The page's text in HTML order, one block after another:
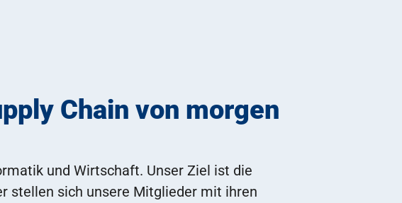
Chain von morgen
und Wirtschaft. Unser Ziel ist die
stellen sich unsere Mitglieder mit ihren